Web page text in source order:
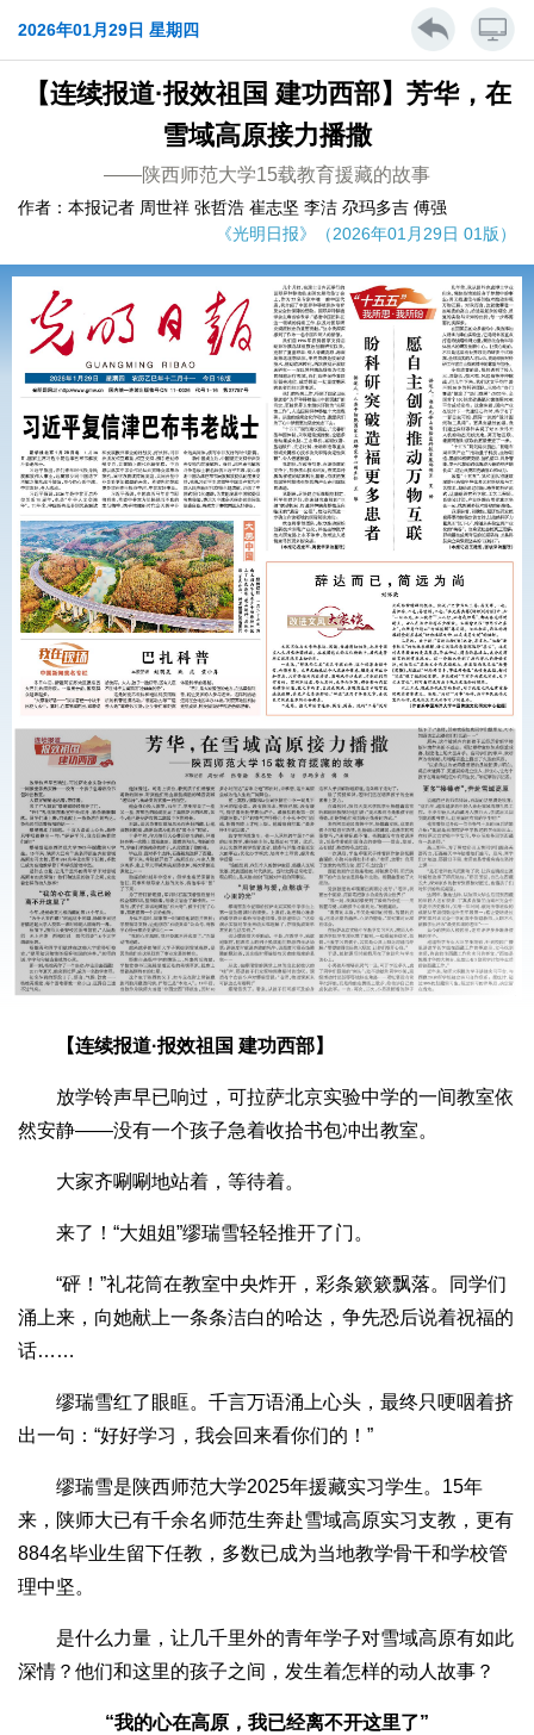
2026年01月29日 星期四
【连续报道·报效祖国 建功西部】芳华，在
雪域高原接力播撒
——陕西师范大学15载教育援藏的故事
作者：本报记者 周世祥 张哲浩 崔志坚 李洁 尕玛多吉 傅强
《光明日报》（2026年01月29日 01版）
【连续报道·报效祖国 建功西部】
放学铃声早已响过，可拉萨北京实验中学的一间教室依
然安静——没有一个孩子急着收拾书包冲出教室。
大家齐唰唰地站着，等待着。
来了！“大姐姐”缪瑞雪轻轻推开了门。
“砰！”礼花筒在教室中央炸开，彩条簌簌飘落。同学们
涌上来，向她献上一条条洁白的哈达，争先恐后说着祝福的
话……
缪瑞雪红了眼眶。千言万语涌上心头，最终只哽咽着挤
出一句：“好好学习，我会回来看你们的！”
缪瑞雪是陕西师范大学2025年援藏实习学生。15年
来，陕师大已有千余名师范生奔赴雪域高原实习支教，更有
884名毕业生留下任教，多数已成为当地教学骨干和学校管
理中坚。
是什么力量，让几千里外的青年学子对雪域高原有如此
深情？他们和这里的孩子之间，发生着怎样的动人故事？
“我的心在高原，我已经离不开这里了”